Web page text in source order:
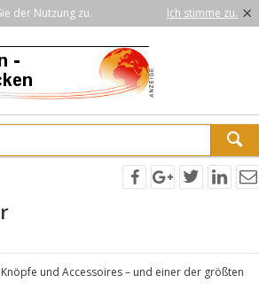
der Nutzung zu. Ich stimme zu. ×
und Accessoires – und einer der größten